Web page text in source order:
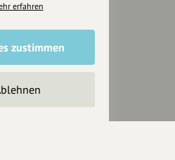
auch auf
erfahren
zustimmen